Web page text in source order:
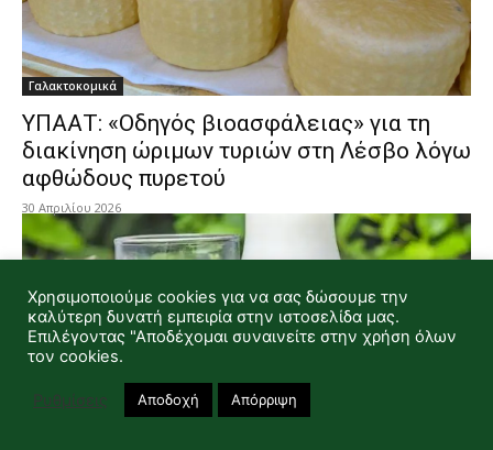
Γαλακτοκομικά
ΥΠΑΑΤ: «Οδηγός βιοασφάλειας» για τη
διακίνηση ώριμων τυριών στη Λέσβο λόγω
αφθώδους πυρετού
30 Απριλίου 2026
Χρησιμοποιούμε cookies για να σας δώσουμε την
καλύτερη δυνατή εμπειρία στην ιστοσελίδα μας.
Επιλέγοντας "Αποδέχομαι συναινείτε στην χρήση όλων
τον cookies.
Ρυθμίσεις Αποδοχή Απόρριψη